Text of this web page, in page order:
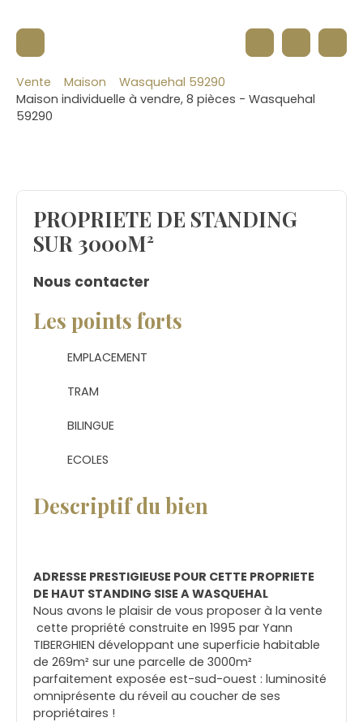
Vente Maison
Wasquehal 59290
Maison individuelle à vendre, 8 pièces - Wasquehal
59290
PROPRIETE DE STANDING
SUR 3000M²
Nous contacter
Les points forts
EMPLACEMENT
TRAM
BILINGUE
ECOLES
Descriptif du bien
ADRESSE PRESTIGIEUSE POUR CETTE PROPRIETE
DE HAUT STANDING SISE A WASQUEHAL
Nous avons le plaisir de vous proposer à la vente
cette propriété construite en 1995 par Yann
TIBERGHIEN développant une superficie habitable
de 269m² sur une parcelle de 3000m²
parfaitement exposée est-sud-ouest : luminosité
omniprésente du réveil au coucher de ses
propriétaires !